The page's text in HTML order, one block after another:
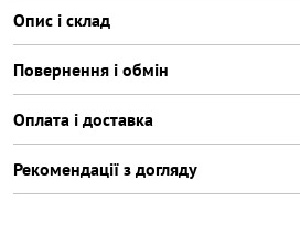
Опис і склад
Повернення і обмін
Оплата і доставка
Рекомендації з догляду